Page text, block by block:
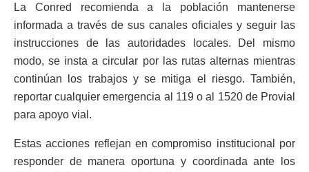
La Conred recomienda a la población mantenerse
informada a través de sus canales oficiales y seguir las
instrucciones de las autoridades locales. Del mismo
modo, se insta a circular por las rutas alternas mientras
continúan los trabajos y se mitiga el riesgo. También,
reportar cualquier emergencia al 119 o al 1520 de Provial
para apoyo vial.
Estas acciones reflejan en compromiso institucional por
responder de manera oportuna y coordinada ante los